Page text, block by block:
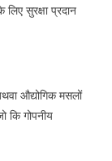
सुरक्षा प्रदान
औद्योगिक मसलों
कि गोपनीय